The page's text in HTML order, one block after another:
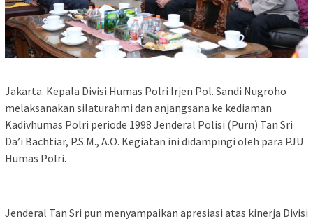
Jakarta. Kepala Divisi Humas Polri Irjen Pol. Sandi Nugroho
melaksanakan silaturahmi dan anjangsana ke kediaman
Kadivhumas Polri periode 1998 Jenderal Polisi (Purn) Tan Sri
Da’i Bachtiar, P.S.M., A.O. Kegiatan ini didampingi oleh para PJU
Humas Polri.
Jenderal Tan Sri pun menyampaikan apresiasi atas kinerja Divisi